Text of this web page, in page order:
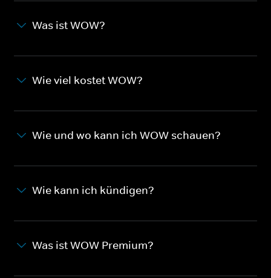
Was ist WOW?
Wie viel kostet WOW?
Wie und wo kann ich WOW schauen?
Wie kann ich kündigen?
Was ist WOW Premium?